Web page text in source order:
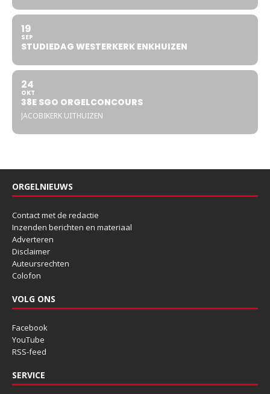
19
SEP
STUDIEDAG WESTERKERK ENKHUIZEN
24
OKT
38E SGO ORGELCONCOURS
JACOBIKERK UITHUIZEN
ORGELNIEUWS
Contact met de redactie
Inzenden berichten en materiaal
Adverteren
Disclaimer
Auteursrechten
Colofon
VOLG ONS
Facebook
YouTube
RSS-feed
SERVICE